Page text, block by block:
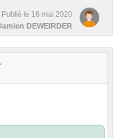
Publié le 16 mai 2020
DEWEIRDER